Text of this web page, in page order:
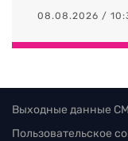
08.08.2026 /
Выходные данные
Пользовательское